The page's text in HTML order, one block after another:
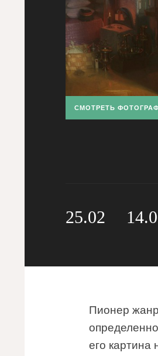
СМОТРЕТЬ
25.02
Пионер
его картина